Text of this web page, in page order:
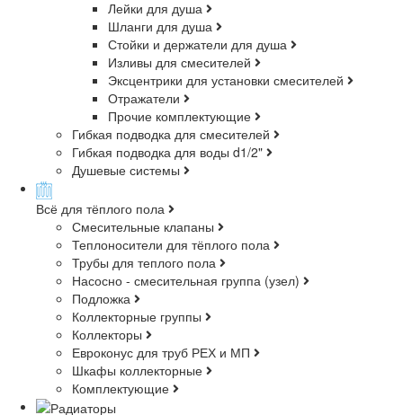
Лейки для душа
Шланги для душа
Стойки и держатели для душа
Изливы для смесителей
Эксцентрики для установки смесителей
Отражатели
Прочие комплектующие
Гибкая подводка для смесителей
Гибкая подводка для воды d1/2"
Душевые системы
Всё для тёплого пола
Смесительные клапаны
Теплоносители для тёплого пола
Трубы для теплого пола
Насосно - смесительная группа (узел)
Подложка
Коллекторные группы
Коллекторы
Евроконус для труб РЕХ и МП
Шкафы коллекторные
Комплектующие